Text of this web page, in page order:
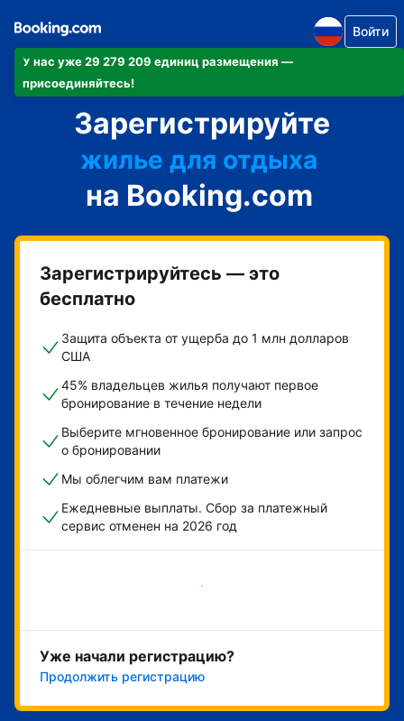
У нас уже 29 279 209 единиц размещения —
присоединяйтесь!
Войти
Зарегистрируйте
апартаменты/квартиру
отель
жилье для отдыха
гостевой дом
мини-отель
на Booking.com
Зарегистрируйтесь — это
бесплатно
Защита объекта от ущерба до 1 млн долларов
США
45% владельцев жилья получают первое
бронирование в течение недели
Выберите мгновенное бронирование или запрос
о бронировании
Мы облегчим вам платежи
Ежедневные выплаты. Сбор за платежный
сервис отменен на 2026 год
Начать
Уже начали регистрацию?
Продолжить регистрацию